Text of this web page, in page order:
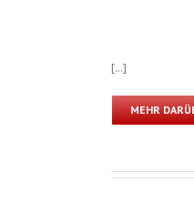
[...]
MEHR